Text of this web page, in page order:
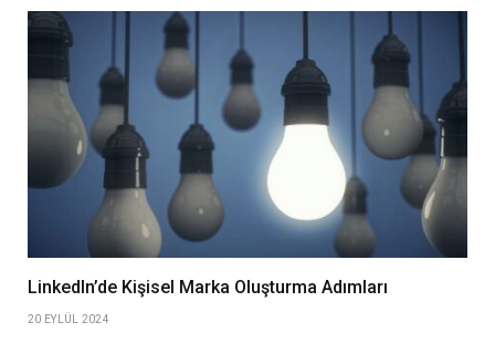
LinkedIn’de Kişisel Marka Oluşturma Adımları
20 EYLÜL 2024